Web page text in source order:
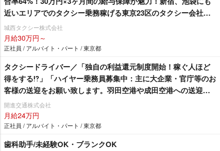
近いエリアでのタクシー乗務稼げる東京23区のタクシー会社で
働きませんか？
城西タクシー株式会社
月給30万円～
正社員 / アルバイト・パート / 東京都
タクシードライバー／「独自の利益還元制度開始！稼ぐ人ほど
得をする⁉」「ハイヤー乗務員募集中：主に大企業・官庁等のお
客様の送迎をお願い致します。羽田空港や成田空港への送迎が
メインとなります。」「女性ドライバーも在籍残業ほぼ無
し！」 東京無線加盟で安定収入！明るくて楽しい開進交通へ
是非♫
開進交通株式会社
月給24万円
正社員 / アルバイト・パート / 東京都
歯科助手/未経験OK・ブランクOK